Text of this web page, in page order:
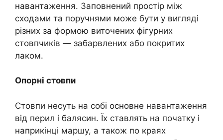
навантаження. Заповнений простір між
сходами та поручнями може бути у вигляді
різних за формою виточених фігурних
стовпчиків — забарвлених або покритих
лаком.
Опорні стовпи
Стовпи несуть на собі основне навантаження
від перил і балясин. Їх ставлять на початку і
наприкінці маршу, а також по краях